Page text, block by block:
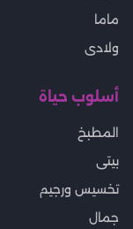
ماما
ولادى
أسلوب حياة
المطبخ
بيتى
تخسيس ورجيم
جمال